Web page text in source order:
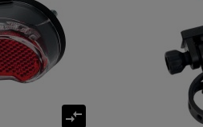
compare_arrows